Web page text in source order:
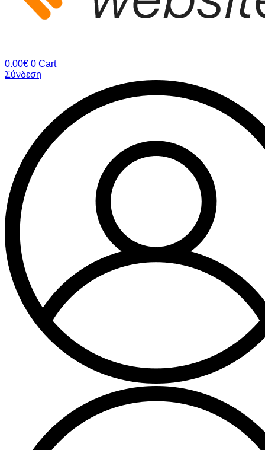
0.00€ 0 Cart
Σύνδεση